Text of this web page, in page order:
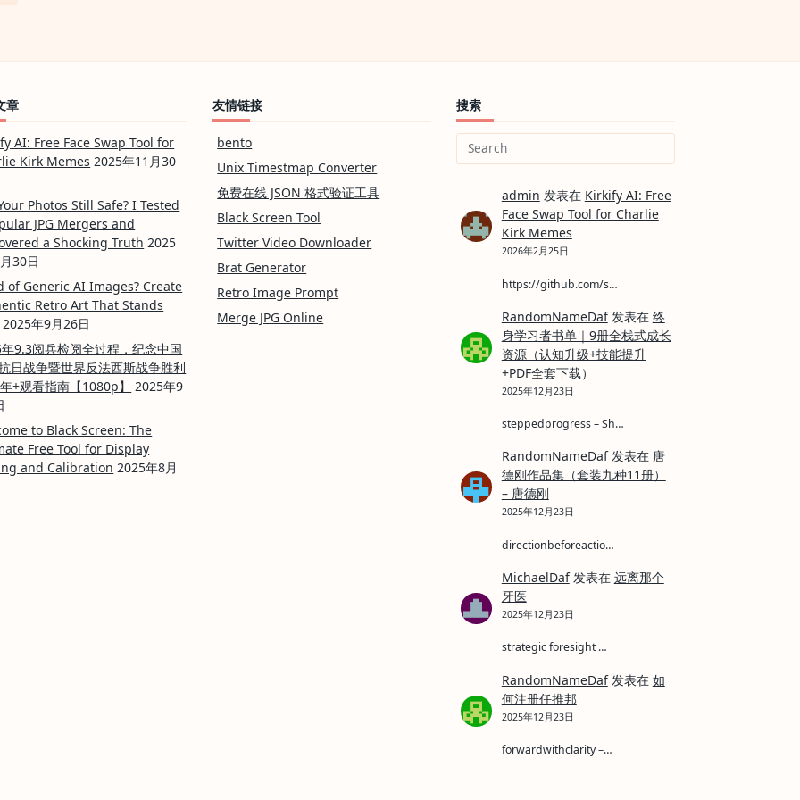
章
AI: Free Face Swap Tool for
Kirk Memes 2025年11月30
Photos Still Safe? I Tested
JPG Mergers and
a Shocking Truth 2025
30日
of Generic AI Images? Create
Retro Art That Stands
2025年9月26日
9.3阅兵检阅全过程，纪念中国
日战争暨世界反法西斯战争胜利
+观看指南【1080p】
2025年9
to Black Screen: The
Free Tool for Display
and Calibration 2025年8月
友情链接
bento
Unix Timestmap Converter
免费在线 JSON 格式验证工具
Black Screen Tool
Twitter Video Downloader
Brat Generator
Retro Image Prompt
Merge JPG Online
搜索
Search
admin 发表在 Kirkify AI: Free
Face Swap Tool for Charlie
Kirk Memes
2026年2月25日
https://github.com/s…
RandomNameDaf发表在 终
身学习者书单｜9册全栈式成长
资源（认知升级+技能提升
+PDF全套下载）
2025年12月23日
steppedprogress – Sh…
RandomNameDaf发表在 唐
德刚作品集（套装九种11册）
– 唐德刚
2025年12月23日
directionbeforeactio…
MichaelDaf发表在 远离那个
牙医
2025年12月23日
strategic foresight …
RandomNameDaf发表在 如
何注册任推邦
2025年12月23日
forwardwithclarity –…